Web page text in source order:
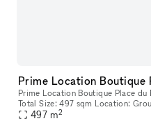
Prime Location Boutique Place
Total Size: 497 sqm Location:
497 m2